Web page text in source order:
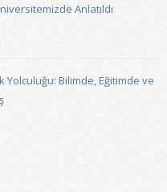
Anlatıldı
Yolculuğu: Bilimde, Eğitimde ve